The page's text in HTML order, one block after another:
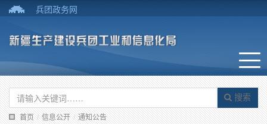
兵团政务网
搜索
首页 / 信息公开 / 通知公告